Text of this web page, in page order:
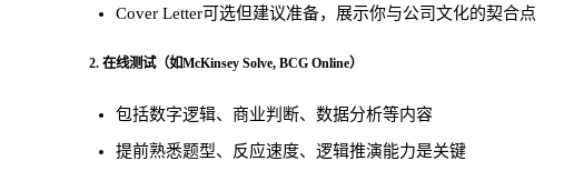
Cover Letter可选但建议准备，展示你与公司文化的契合点
2. 在线测试（如McKinsey Solve, BCG Online）
包括数字逻辑、商业判断、数据分析等内容
提前熟悉题型、反应速度、逻辑推演能力是关键